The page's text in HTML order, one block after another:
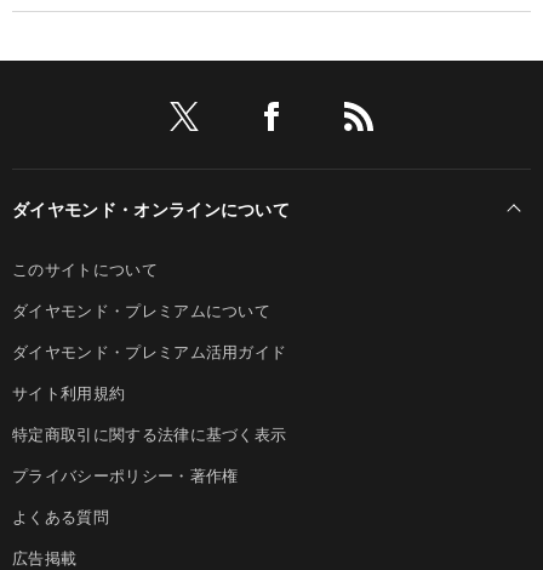
ダイヤモンド・オンラインについて
このサイトについて
ダイヤモンド・プレミアムについて
ダイヤモンド・プレミアム活用ガイド
サイト利用規約
特定商取引に関する法律に基づく表示
プライバシーポリシー・著作権
よくある質問
広告掲載